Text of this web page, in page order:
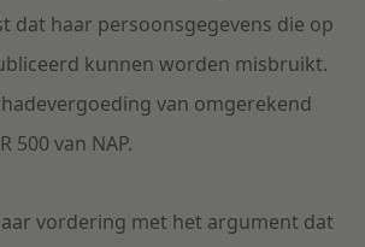
dat haar persoonsgegevens die op
kunnen worden misbruikt.
van omgerekend
500 van NAP.
vordering met het argument dat